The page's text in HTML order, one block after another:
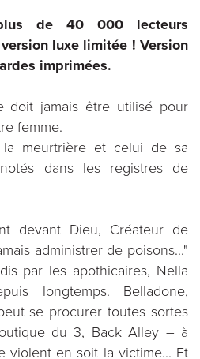
de 40 000 lecteurs
luxe limitée ! Version
imprimées.
doit jamais être utilisé pour
femme.
meurtrière et celui de sa
dans les registres de
devant Dieu, Créateur de
administrer de poisons..."
par les apothicaires, Nella
longtemps. Belladone,
se procurer toutes sortes
du 3, Back Alley – à
violent en soit la victime... Et